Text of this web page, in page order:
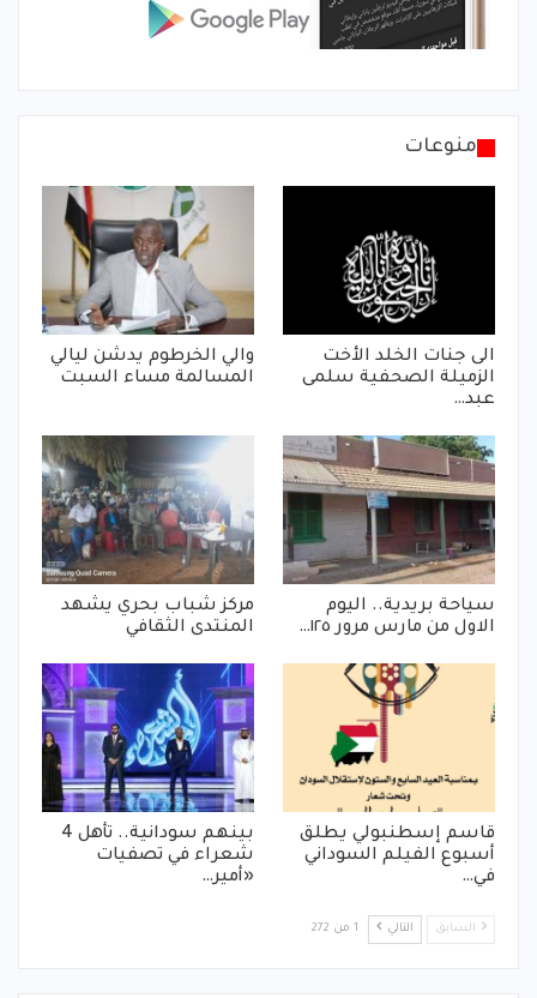
منوعات
الى جنات الخلد الأخت
الزميلة الصحفية سلمى
عبد…
والي الخرطوم يدشن ليالي
المسالمة مساء السبت
سياحة بريدية.. اليوم
الاول من مارس مرور ١٢٥…
مركز شباب بحري يشهد
المنتدى الثقافي
قاسم إسطنبولي يطلق
أسبوع الفيلم السوداني
في…
بينهم سودانية.. تأهل 4
شعراء في تصفيات
«أمير…
السابق التالي 1 من 272